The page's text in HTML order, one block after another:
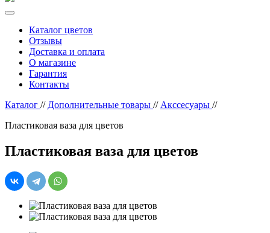
Каталог цветов
Отзывы
Доставка и оплата
О магазине
Гарантия
Контакты
Каталог // Дополнительные товары // Акссесуары //
Пластиковая ваза для цветов
Пластиковая ваза для цветов